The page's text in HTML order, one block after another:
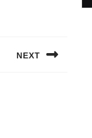
NEXT